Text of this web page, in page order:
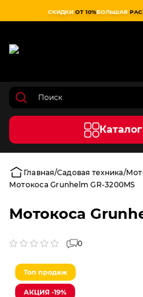
СКИДКИ ОТ 10%БОЛЬШАЯ
Главная Садовая техника
Мотокоса Grunhelm GR-3200MS
Мотокоса
0
Топ продаж
АКЦИЯ -19%